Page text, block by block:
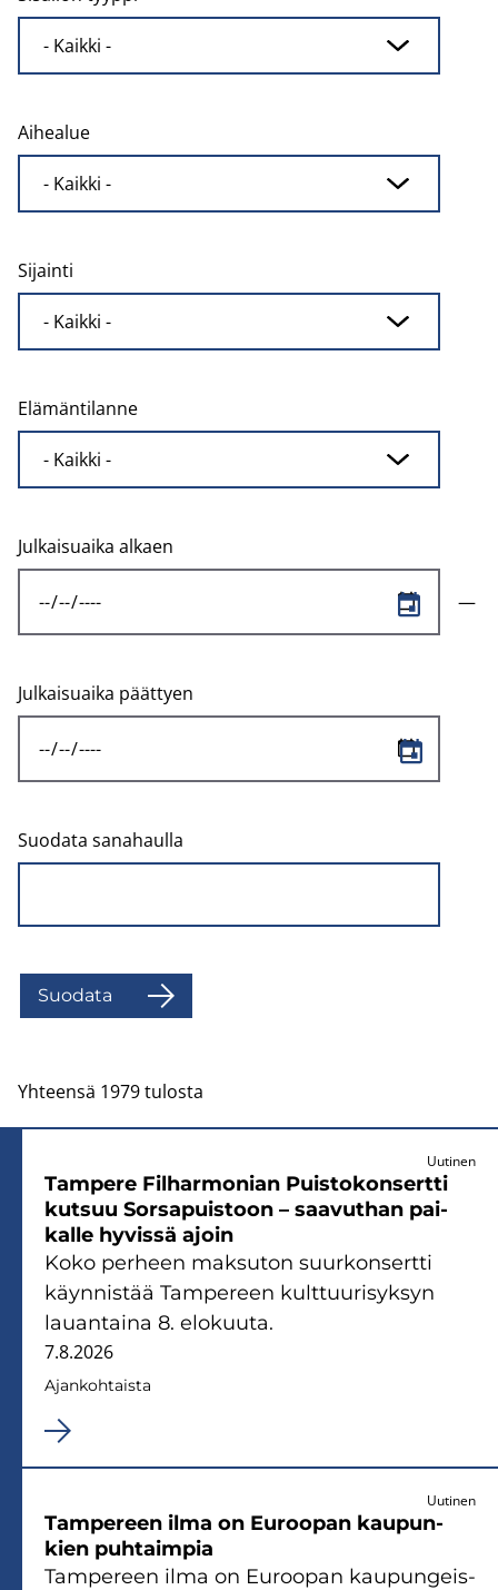
Aihealue
Sijainti
Elämäntilanne
Julkaisuaika alkaen
Julkaisuaika päättyen
Suodata sanahaulla
Suo­da­ta
Yhteensä 1979 tulosta
Uutinen
Tam­pe­re Fil­har­mo­nian Puis­to­kon­sert­ti
kut­suu Sors­a­puis­toon – saa­vut­han pai­
kal­le hy­vis­sä ajoin
Koko per­heen mak­su­ton suur­kon­sert­ti
käyn­nis­tää Tam­pe­reen kult­tuu­ri­syk­syn
lau­an­tai­na 8. elo­kuu­ta.
7.8.2026
Ajan­koh­tais­ta
Uutinen
Tam­pe­reen ilma on Eu­roo­pan kau­pun­
kien puh­taim­pia
Tam­pe­reen ilma on Eu­roo­pan kau­pun­geis­